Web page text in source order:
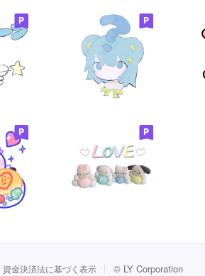
資金決済法に基づく表示 © LY Corporation